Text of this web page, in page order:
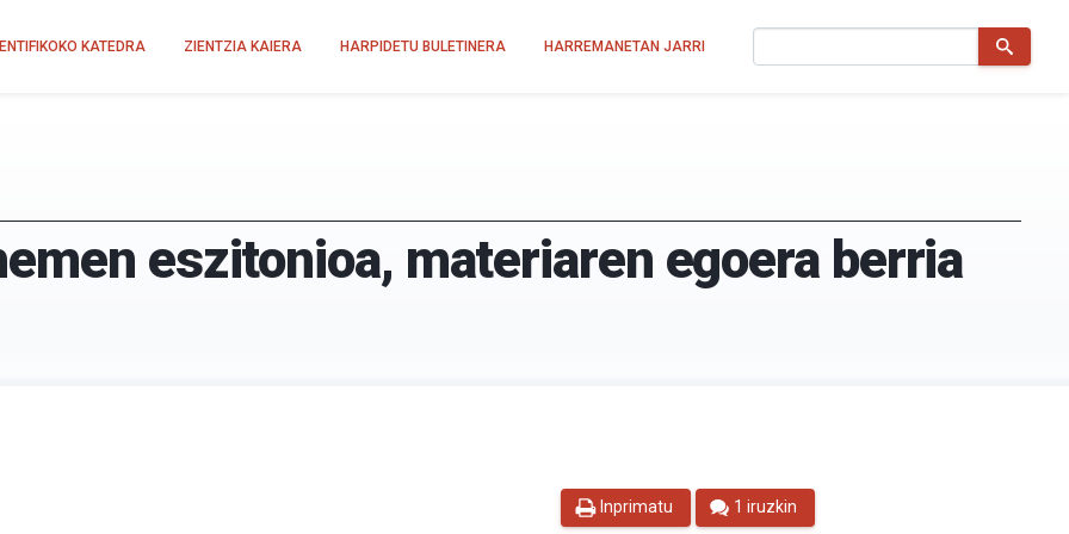
KATEDRA ZIENTZIA KAIERA HARPIDETU BULETINERA HARREMANETAN JARRI
eszitonioa, materiaren egoera berria
Inprimatu 1 iruzkin